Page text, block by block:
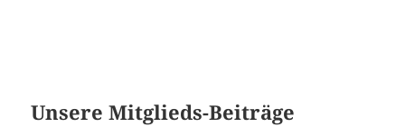
Unsere Mitglieds-Beiträge